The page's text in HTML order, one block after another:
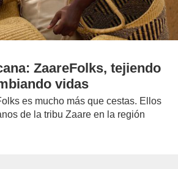
ZaareFolks, tejiendo
vidas
es mucho más que cestas. Ellos
de la tribu Zaare en la región